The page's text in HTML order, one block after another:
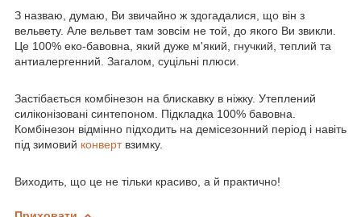
З назваю, думаю, Ви звичайно ж здогадалися, що він з
вельвету. Але вельвет там зовсім не той, до якого Ви звикли.
Це 100% еко-бавовна, який дуже м'який, гнучкий, теплий та
антиалергенний. Загалом, суцільні плюси.
Застібається комбінезон на блискавку в ніжку. Утеплений
силіконізовані синтепоном. Підкладка 100% бавовна.
Комбінезон відмінно підходить на демісезонний період і навіть
під зимовий конвертвзимку.
Виходить, що це не тільки красиво, а й практично!